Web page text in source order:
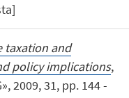
taxation and
policy implications,
2009, 31, pp. 144 -